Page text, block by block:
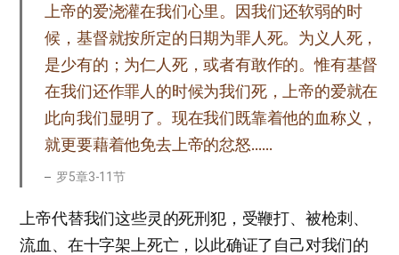
上帝的爱浇灌在我们心里。因我们还软弱的时
候，基督就按所定的日期为罪人死。为义人死，
是少有的；为仁人死，或者有敢作的。惟有基督
在我们还作罪人的时候为我们死，上帝的爱就在
此向我们显明了。现在我们既靠着他的血称义，
就更要藉着他免去上帝的忿怒……
罗5章3-11节
上帝代替我们这些灵的死刑犯，受鞭打、被枪刺、
流血、在十字架上死亡，以此确证了自己对我们的